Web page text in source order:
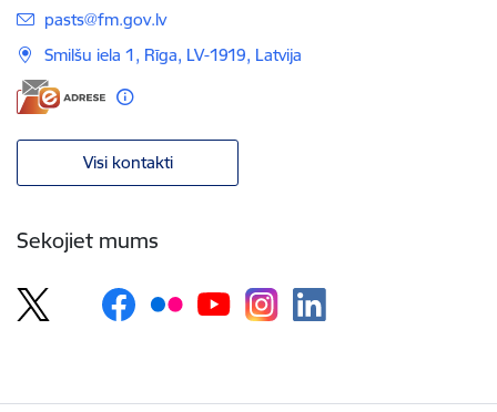
E-pasts:
pasts@fm.gov.lv
Smilšu iela 1, Rīga, LV-1919, Latvija
Visi kontakti
Sekojiet mums